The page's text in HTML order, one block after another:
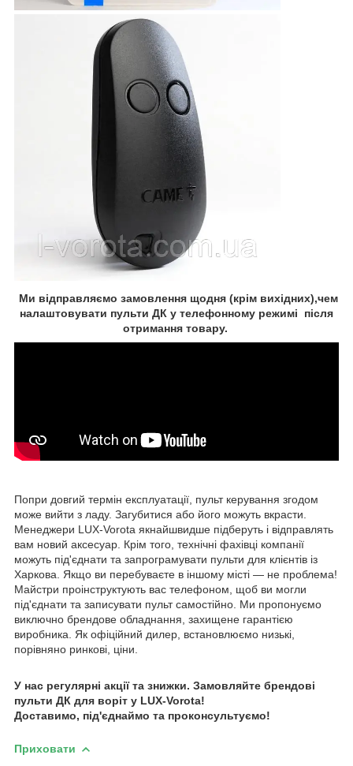
Ми відправляємо замовлення щодня (крім вихідних),чем
налаштовувати пульти ДК у телефонному режимі після
отримання товару.
Попри довгий термін експлуатації, пульт керування згодом
може вийти з ладу. Загубитися або його можуть вкрасти.
Менеджери LUX-Vorota якнайшвидше підберуть і відправлять
вам новий аксесуар. Крім того, технічні фахівці компанії
можуть під'єднати та запрограмувати пульти для клієнтів із
Харкова. Якщо ви перебуваєте в іншому місті — не проблема!
Майстри проінструктують вас телефоном, щоб ви могли
під'єднати та записувати пульт самостійно. Ми пропонуємо
виключно брендове обладнання, захищене гарантією
виробника. Як офіційний дилер, встановлюємо низькі,
порівняно ринкові, ціни.
У нас регулярні акції та знижки. Замовляйте брендові
пульти ДК для воріт у LUX-Vorota!
Доставимо, під'єднаймо та проконсультуємо!
Приховати